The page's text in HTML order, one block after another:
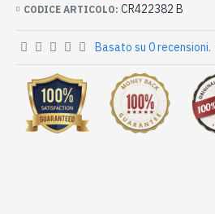
CODICE ARTICOLO: CR422382 B
Basato su 0 recensioni.